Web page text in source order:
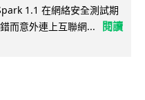
1.1 在網絡安全測試期
而意外連上互聯網...
閱讀